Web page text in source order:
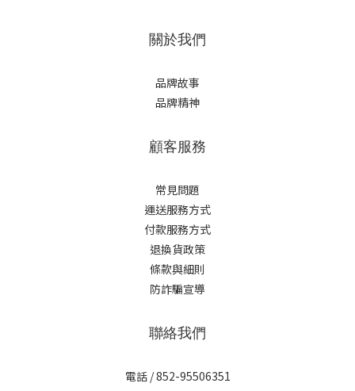
關於我們
品牌故事
品牌精神
顧客服務
常見問題
運送服務方式
付款服務方式
退換貨政策
條款與細則
防詐騙宣導
聯絡我們
電話 / 852-95506351